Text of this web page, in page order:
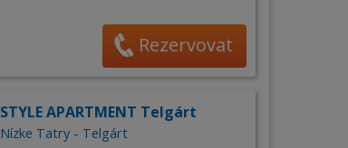
Rezervovat
STYLE APARTMENT Telgárt
Nízke Tatry - Telgárt